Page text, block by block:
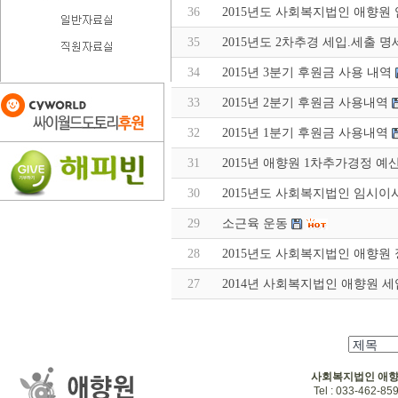
36 2015년도 사회복지법인 애향원
35 2015년도 2차추경 세입.세출 명
34 2015년 3분기 후원금 사용 내역
33 2015년 2분기 후원금 사용내역
32 2015년 1분기 후원금 사용내역
31 2015년 애향원 1차추가경정 예
30 2015년도 사회복지법인 임시이
29 소근육 운동
28 2015년도 사회복지법인 애향원
27 2014년 사회복지법인 애향원
사회복지법인 애
Tel : 033-462-